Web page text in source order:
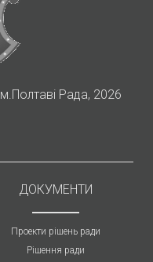
Рада, 2026
ДОКУМЕНТИ
Проекти рішень ради
Рішення ради